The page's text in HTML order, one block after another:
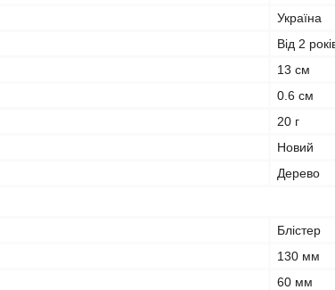
Україна
Від 2
13 см
0.6 см
20 г
Новий
Дерево
Блістер
130 мм
60 мм